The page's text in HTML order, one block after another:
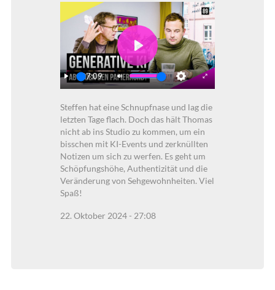
Play
27:09
Mute Settings
Enter
fullscreen
Play
Steffen hat eine Schnupfnase und lag die
letzten Tage flach. Doch das hält Thomas
nicht ab ins Studio zu kommen, um ein
bisschen mit KI-Events und zerknüllten
Notizen um sich zu werfen. Es geht um
Schöpfungshöhe, Authentizität und die
Veränderung von Sehgewohnheiten. Viel
Spaß!
22. Oktober 2024 - 27:08